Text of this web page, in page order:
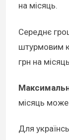
на місяць.
Середнє
штурмовим
грн на місяць
місяць може
Для